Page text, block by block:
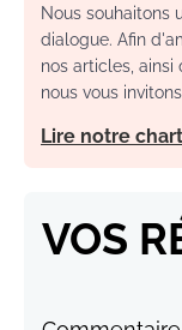
Nous souhaitons
dialogue. Afin
nos articles, ainsi
nous vous
Lire notre
VOS